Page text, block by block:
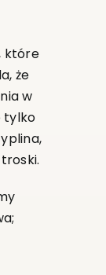
które
że
w
tylko